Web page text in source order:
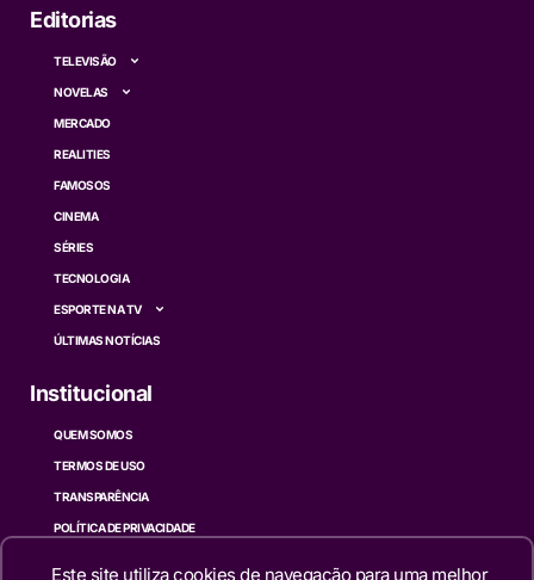
Editorias
TELEVISÃO
NOVELAS
MERCADO
REALITIES
FAMOSOS
CINEMA
SÉRIES
TECNOLOGIA
ESPORTE NA TV
ÚLTIMAS NOTÍCIAS
Institucional
QUEM SOMOS
TERMOS DE USO
TRANSPARÊNCIA
POLÍTICA DE PRIVACIDADE
Este site utiliza cookies de navegação para uma melhor